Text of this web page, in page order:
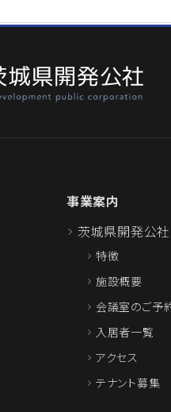
事業案内
茨城県開発公
特徴
施設概要
会議室のご予
入居者一覧
アクセス
テナント募集